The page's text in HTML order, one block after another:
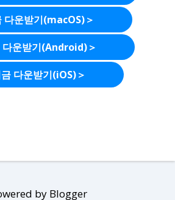
다운받기(macOS)＞
다운받기(Android)＞
다운받기(iOS)＞
by Blogger